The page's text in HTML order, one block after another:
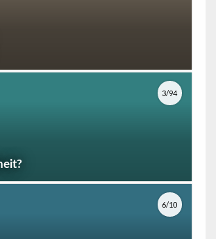
3/94
6/10